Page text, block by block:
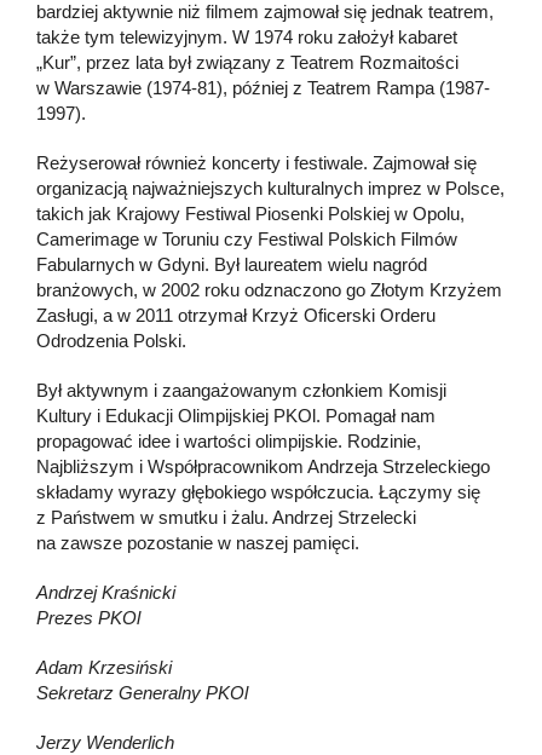
bardziej aktywnie niż filmem zajmował się jednak teatrem,
także tym telewizyjnym. W 1974 roku założył kabaret
„Kur”, przez lata był związany z Teatrem Rozmaitości
w Warszawie (1974-81), później z Teatrem Rampa (1987-
1997).
Reżyserował również koncerty i festiwale. Zajmował się
organizacją najważniejszych kulturalnych imprez w Polsce,
takich jak Krajowy Festiwal Piosenki Polskiej w Opolu,
Camerimage w Toruniu czy Festiwal Polskich Filmów
Fabularnych w Gdyni. Był laureatem wielu nagród
branżowych, w 2002 roku odznaczono go Złotym Krzyżem
Zasługi, a w 2011 otrzymał Krzyż Oficerski Orderu
Odrodzenia Polski.
Był aktywnym i zaangażowanym członkiem Komisji
Kultury i Edukacji Olimpijskiej PKOl. Pomagał nam
propagować idee i wartości olimpijskie. Rodzinie,
Najbliższym i Współpracownikom Andrzeja Strzeleckiego
składamy wyrazy głębokiego współczucia. Łączymy się
z Państwem w smutku i żalu. Andrzej Strzelecki
na zawsze pozostanie w naszej pamięci.
Andrzej Kraśnicki
Prezes PKOl
Adam Krzesiński
Sekretarz Generalny PKOl
Jerzy Wenderlich